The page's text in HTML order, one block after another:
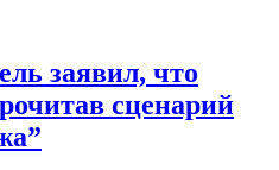
заявил, что
сценарий